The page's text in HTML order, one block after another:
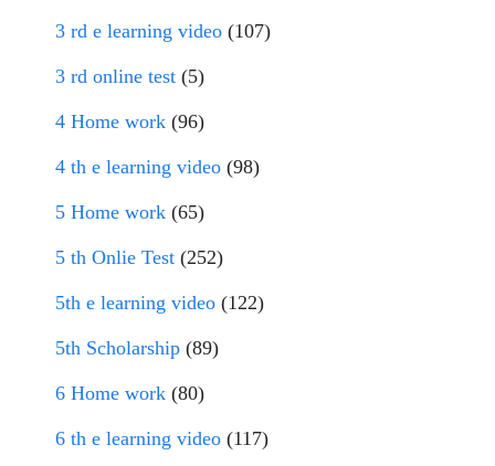
3 rd e learning video (107)
3 rd online test (5)
4 Home work (96)
4 th e learning video (98)
5 Home work (65)
5 th Onlie Test (252)
5th e learning video (122)
5th Scholarship (89)
6 Home work (80)
6 th e learning video (117)